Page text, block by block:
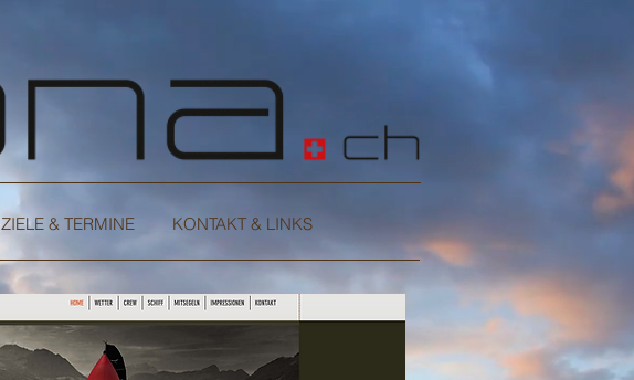
ZIELE & TERMINE KONTAKT & LINKS